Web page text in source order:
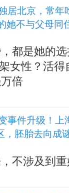
居北京，常年
她不与父母同
都是她的
女性？活
倍
事件升级！上
，胚胎去向成
不涉及到